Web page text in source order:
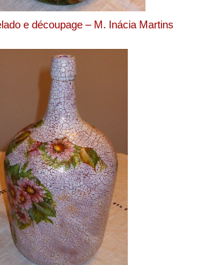
e découpage – M. Inácia Martins